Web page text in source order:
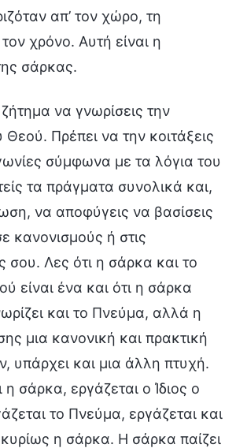
απ’ τον χώρο, τη
χρόνο. Αυτή είναι η
σάρκας.
να γνωρίσεις την
Πρέπει να την κοιτάξεις
σύμφωνα με τα λόγια του
τα πράγματα συνολικά και,
να αποφύγεις να βασίσεις
κανονισμούς ή στις
σου. Λες ότι η σάρκα και το
είναι ένα και ότι η σάρκα
και το Πνεύμα, αλλά η
μια κανονική και πρακτική
υπάρχει και μια άλλη πτυχή.
σάρκα, εργάζεται ο Ίδιος ο
το Πνεύμα, εργάζεται και
η σάρκα. Η σάρκα παίζει